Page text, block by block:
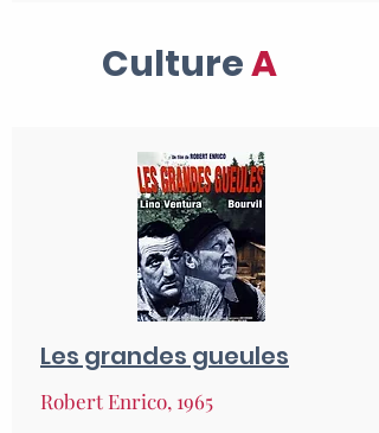
CultureA
Les grandes gueules
Robert Enrico, 1965